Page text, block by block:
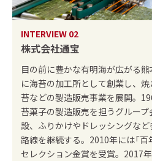
INTERVIEW 02
株式会社通宝
目の前に豊かな有明海が広がる
に海苔の加工所として創業し、
苔などの製造販売事業を展開。
苔菓子の製造販売を担うグルー
設、ふりかけやドレッシングな
路線を継続する。2010年には「百
セレクション金賞を受賞。2017